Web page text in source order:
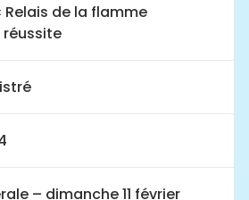
Relais de la flamme
réussite
– dimanche 11 février